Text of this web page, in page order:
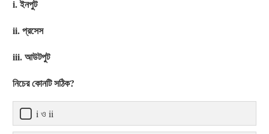
i. ইনপুট
ii. প্রসেস
iii. আউটপুট
নিচের কোনটি সঠিক?
i ও ii